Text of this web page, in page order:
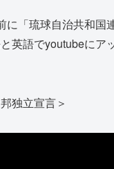
に「琉球自治共和国
英語でyoutubeにア
独立宣言＞